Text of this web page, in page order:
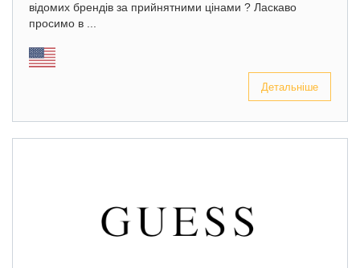
відомих брендів за прийнятними цінами ? Ласкаво
просимо в ...
Детальніше